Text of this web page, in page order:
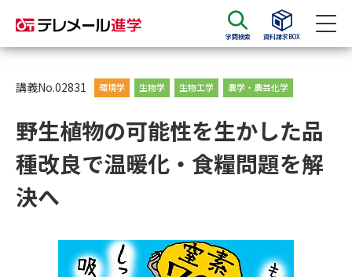
学問検索 資料請求BOX
資料請求 資料検索
大学・短大の資料種類から請求
大学パンフ
講義No.02831 環境学 生物学 生物工学 農学・農芸化学
野生植物の可能性を生かした品
種改良で温暖化・食糧問題を解
決へ